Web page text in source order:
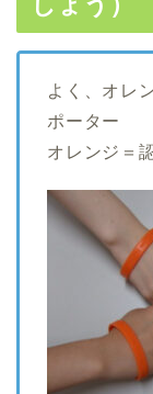
よく、オレ
ポーター
オレンジ＝